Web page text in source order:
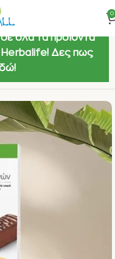
0
όλα τα προϊόντα
Δες πως